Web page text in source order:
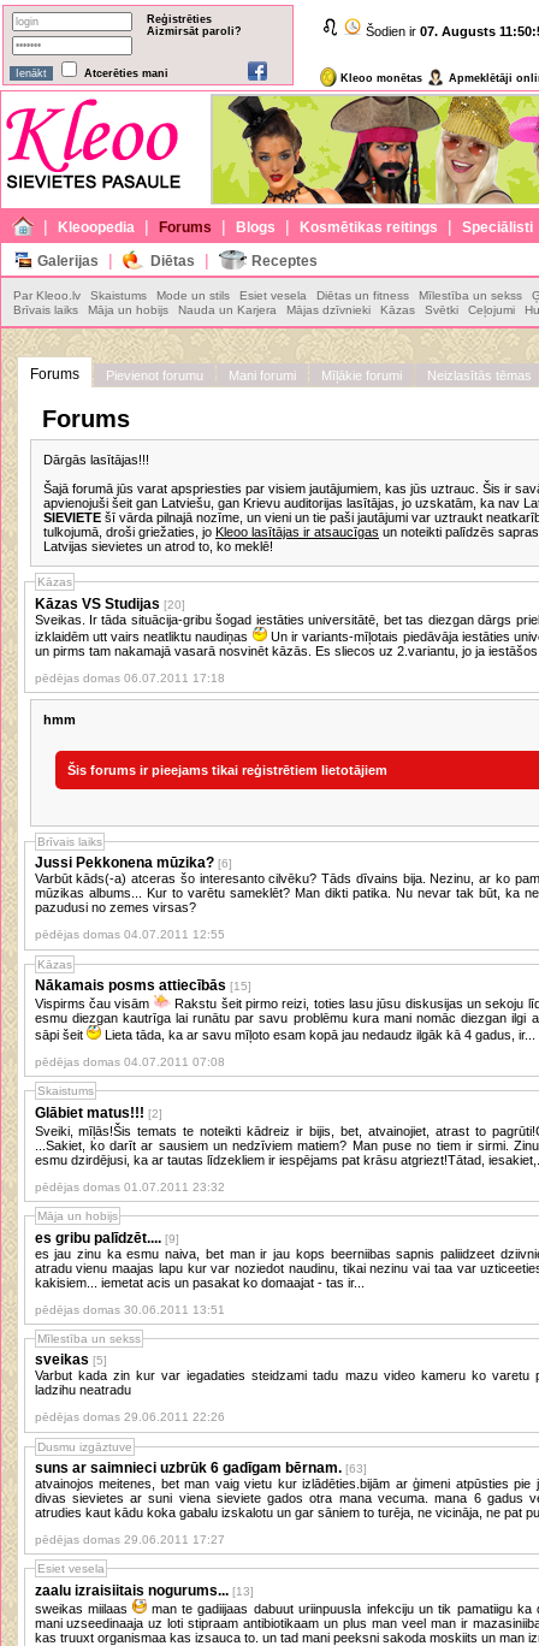
Reģistrēties
Aizmirsāt paroli?
Atcerēties mani
Šodien ir 07. Augusts
Kleoo monētas Apmeklētāji
| Kleoopedia | Forums | Blogs | Kosmētikas reitings | Speciālisti
Galerijas | Diētas | Receptes
Par Kleoo.lv Skaistums Mode un stils Esiet vesela Diētas un fitness Mīlestība un sekss
Brīvais laiks
Māja un hobijs Nauda un Karjera Mājas dzīvnieki Kāzas Svētki Ceļojumi
Forums Pievienot forumu Mani forumi Mīļākie forumi Neizlasītās tēmas
Forums
Dārgās lasītājas!!!
Šajā forumā jūs varat apspriesties par visiem jautājumiem, kas jūs uztrauc. Šis ir
apvienojuši šeit gan Latviešu, gan Krievu auditorijas lasītājas, jo uzskatām, ka nav
SIEVIETE šī vārda pilnajā nozīme, un vieni un tie paši jautājumi var uztraukt
tulkojumā, droši griežaties, jo Kleoo lasītājas ir atsaucīgas un noteikti palīdzēs
Latvijas sievietes un atrod to, ko meklē!
Kāzas
Kāzas VS Studijas [20]
Sveikas. Ir tāda situācija-gribu šogad iestāties universitātē, bet tas diezgan dārgs
izklaidēm utt vairs neatliktu naudiņas
Un ir variants-mīļotais piedāvāja iestāties universitātē nākamgad, tikmēr pakrāt naudu
un pirms tam nakamajā vasarā nosvinēt kāzās. Es sliecos uz 2.variantu, jo ja
pēdējas domas 06.07.2011 17:18
hmm
Šis forums ir pieejams tikai reģistrētiem lietotājiem
Brīvais laiks
Jussi Pekkonena mūzika? [6]
Varbūt kāds(-a) atceras šo interesanto cilvēku? Tāds dīvains bija. Nezinu, ar ko
mūzikas albums... Kur to varētu sameklēt? Man dikti patika. Nu nevar tak būt, ka
pazudusi no zemes virsas?
pēdējas domas 04.07.2011 12:55
Kāzas
Nākamais posms attiecībās [15]
Vispirms čau visām
Rakstu šeit pirmo reizi, toties lasu jūsu diskusijas un sekoju
esmu diezgan kautrīga lai runātu par savu problēmu kura mani nomāc diezgan ilgi
sāpi šeit
Lieta tāda, ka ar savu mīļoto esam kopā jau nedaudz ilgāk kā 4 gadus, ir...
pēdējas domas 04.07.2011 07:08
Skaistums
Glābiet matus!!! [2]
Sveiki, mīļās!Šis temats te noteikti kādreiz ir bijis, bet, atvainojiet, atrast to
...Sakiet, ko darīt ar sausiem un nedzīviem matiem? Man puse no tiem ir sirmi.
esmu dzirdējusi, ka ar tautas līdzekliem ir iespējams pat krāsu atgriezt!Tātad,
pēdējas domas 01.07.2011 23:32
Māja un hobijs
es gribu palīdzēt.... [9]
es jau zinu ka esmu naiva, bet man ir jau kops beerniibas sapnis paliidzeet
atradu vienu maajas lapu kur var noziedot naudinu, tikai nezinu vai taa var
kakisiem... iemetat acis un pasakat ko domaajat - tas ir...
pēdējas domas 30.06.2011 13:51
Mīlestība un sekss
sveikas [5]
Varbut kada zin kur var iegadaties steidzami tadu mazu video kameru ko varetu
ladzihu neatradu
pēdējas domas 29.06.2011 22:26
Dusmu izgāztuve
suns ar saimnieci uzbrūk 6 gadīgam bērnam. [63]
atvainojos meitenes, bet man vaig vietu kur izlādēties.bijām ar ģimeni atpūsties
divas sievietes ar suni viena sieviete gados otra mana vecuma. mana 6 gadus
atrudies kaut kādu koka gabalu izskalotu un gar sāniem to turēja, ne vicināja, ne pat
pēdējas domas 29.06.2011 17:27
Esiet vesela
zaalu izraisiitais nogurums... [13]
sweikas miilaas
man te gadiijaas dabuut uriinpuusla infekciju un tik pamatiigu ka daktere pat esot nosokeejusies, tad nu
mani uzseedinaaja uz loti stipraam antibiotikaam un plus man veel man ir
kas truuxt organismaa kas izsauca to. un tad mani peeksni sakoda moskiits un man